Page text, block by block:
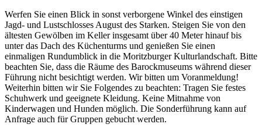
Werfen Sie einen Blick in sonst verborgene Winkel des einstigen
Jagd- und Lustschlosses August des Starken. Steigen Sie von den
ältesten Gewölben im Keller insgesamt über 40 Meter hinauf bis
unter das Dach des Küchenturms und genießen Sie einen
einmaligen Rundumblick in die Moritzburger Kulturlandschaft. Bitte
beachten Sie, dass die Räume des Barockmuseums während dieser
Führung nicht besichtigt werden. Wir bitten um Voranmeldung!
Weiterhin bitten wir Sie Folgendes zu beachten: Tragen Sie festes
Schuhwerk und geeignete Kleidung. Keine Mitnahme von
Kinderwagen und Hunden möglich. Die Sonderführung kann auf
Anfrage auch für Gruppen gebucht werden.